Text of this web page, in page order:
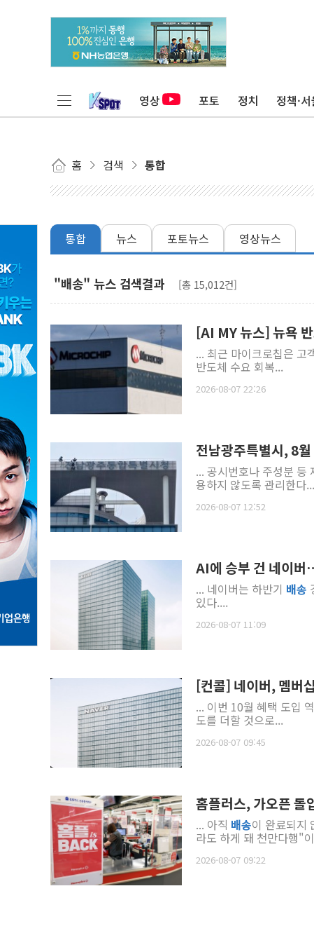
영상 포토 정치 정책·
홈 검색 통합
통합 뉴스 포토뉴스 영상뉴스
"배송" 뉴스 검색결과 [총 15,012건]
[AI MY 뉴스] 뉴욕
... 최근 마이크로칩은 고
반도체 수요 회복...
2026-08-07 22:26
전남광주특별시, 8
... 공시번호나 주성분 등
용하지 않도록 관리한다...
2026-08-07 12:52
AI에 승부 건 네이
... 네이버는 하반기 배송
있다....
2026-08-07 11:09
[컨콜] 네이버, 멤버
... 이번 10월 혜택 도입
도를 더할 것으로...
2026-08-07 09:45
홈플러스, 가오픈
... 아직 배송이 완료되지
라도 하게 돼 천만다행"
2026-08-07 09:22